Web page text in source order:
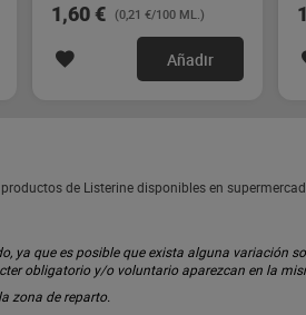
1,60 € (0,21 €/100 ML.)
Añadir
de Listerine disponibles en
que es posible que exista alguna variación
obligatorio y/o voluntario aparezcan en la
zona de reparto.